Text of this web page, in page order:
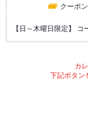
クーポン
【日～木曜日限定】
カ
下記ボタン